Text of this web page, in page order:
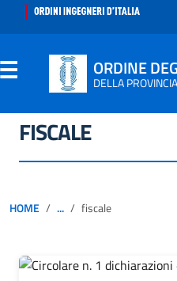
ORDINE
DELLA
ORDINE
PROFESSIONE
FISCALE
HOME ... fiscale